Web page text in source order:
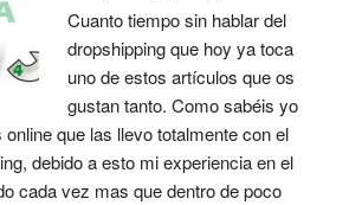
Cuanto tiempo sin hablar del
dropshipping que hoy ya toca
uno de estos artículos que os
gustan tanto. Como sabéis yo
que las llevo totalmente con el
debido a esto mi experiencia en el
cada vez mas que dentro de poco